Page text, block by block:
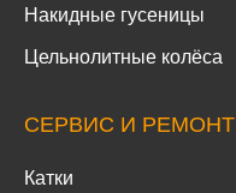
Накидные гусеницы
Цельнолитные колёса
СЕРВИС И РЕМОНТ
Катки